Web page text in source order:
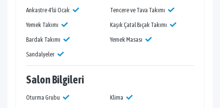
Ankastre 4'lü Ocak
Tencere ve Tava Takımı
Yemek Takımı
Kaşık Çatal Bıçak Takımı
Bardak Takımı
Yemek Masası
Sandalyeler
Salon Bilgileri
Oturma Grubu
Klima